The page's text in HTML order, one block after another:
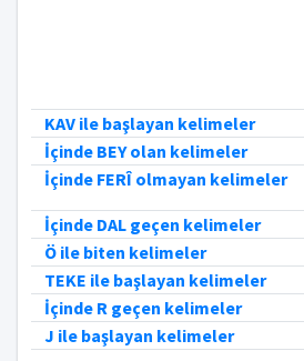
KAV ile başlayan kelimeler
İçinde BEY olan kelimeler
İçinde FERÎ olmayan kelimeler
İçinde DAL geçen kelimeler
Ö ile biten kelimeler
TEKE ile başlayan kelimeler
İçinde R geçen kelimeler
J ile başlayan kelimeler